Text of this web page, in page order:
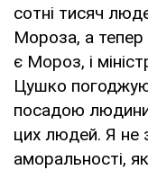
сотні тисяч
Мороза, а тепер
є Мороз, і
Цушко
посадою
цих людей. Я не
аморальності,